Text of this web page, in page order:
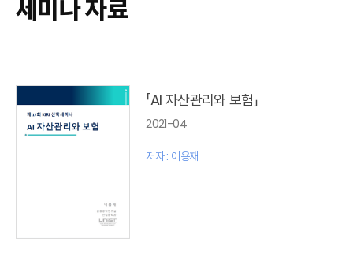
세미나 자료
「AI 자산관리와 보험」
2021-04
저자 : 이용재